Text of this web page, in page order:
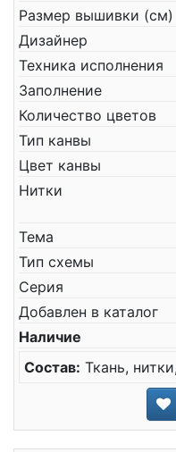
Размер вышивки (см)
Дизайнер
Техника исполнения
Заполнение
Количество цветов
Тип канвы
Цвет канвы
Нитки
Тема
Тип схемы
Серия
Добавлен в каталог
Наличие
Состав: Ткань,